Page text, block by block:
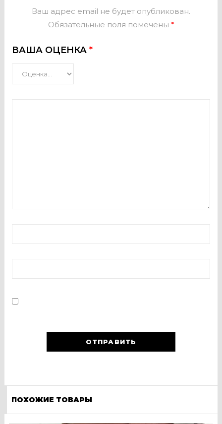
Ваш адрес email не будет опубликован.
Обязательные поля помечены *
ВАША ОЦЕНКА *
ПОХОЖИЕ ТОВАРЫ